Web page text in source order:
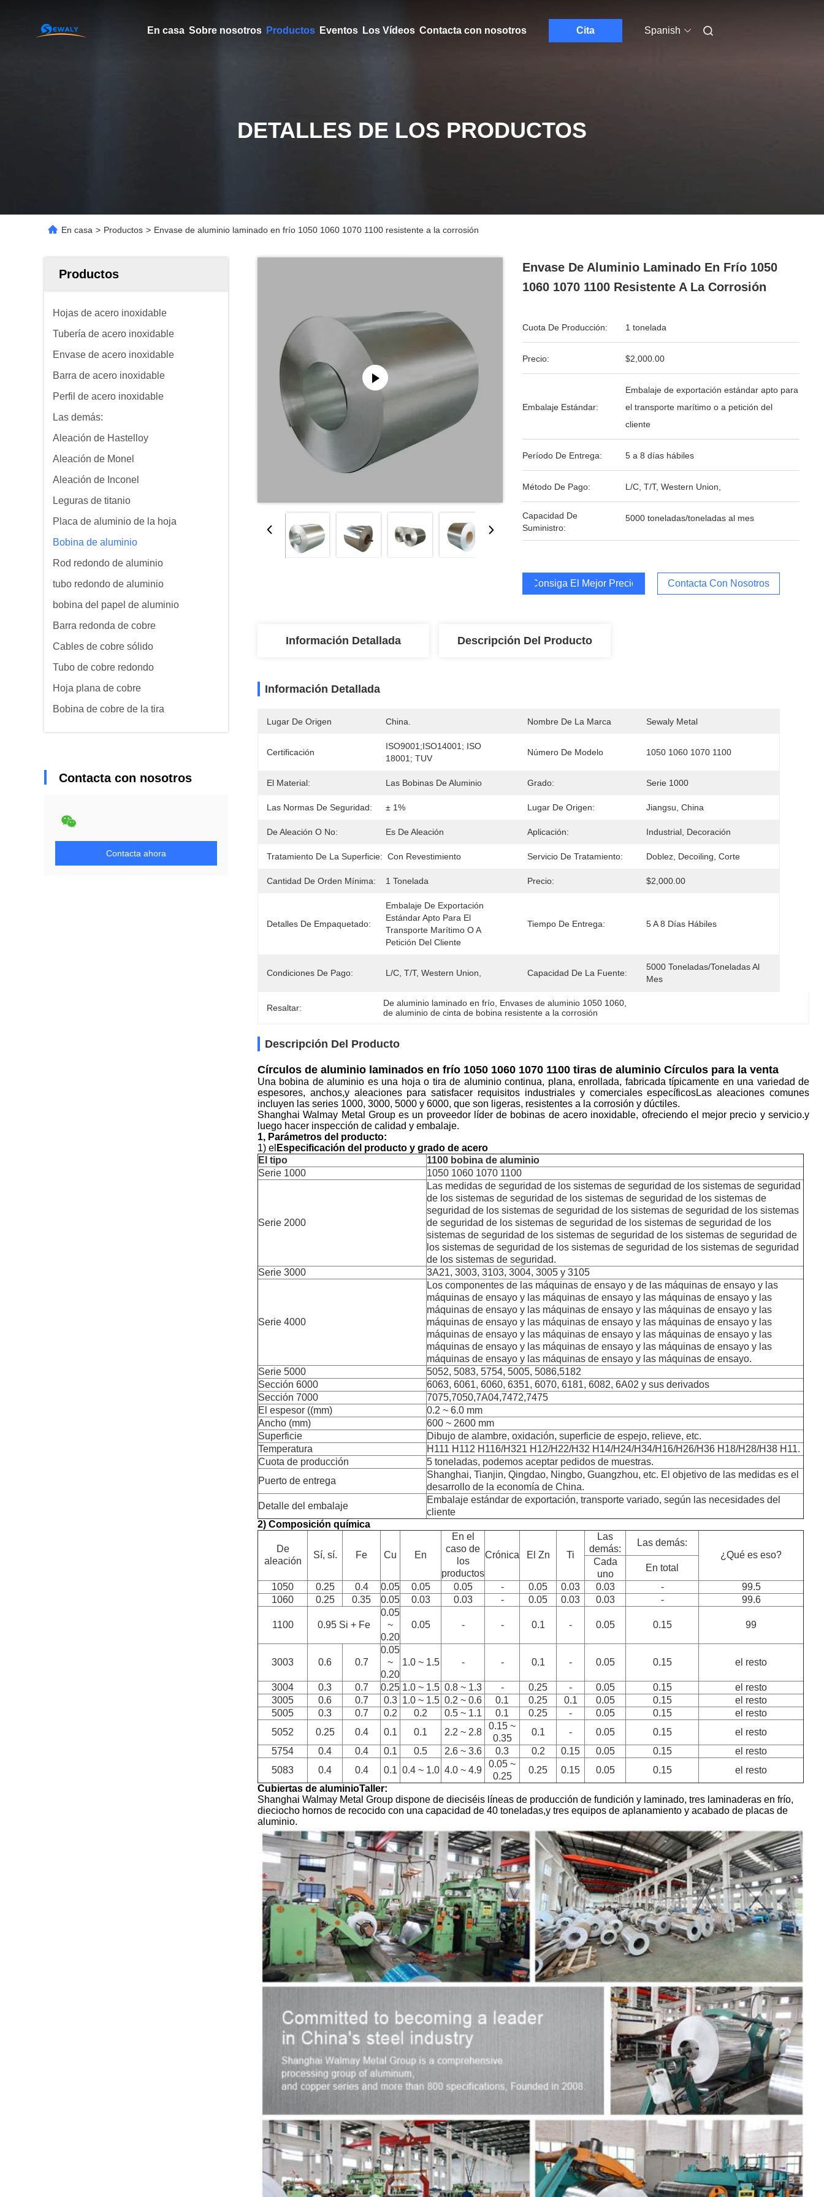
En casa Sobre nosotros Productos Eventos Los Vídeos Contacta con nosotros Cita Spanish
DETALLES DE LOS PRODUCTOS
En casa > Productos > Envase de aluminio laminado en frío 1050 1060 1070 1100 resistente a la corrosión
Productos
Hojas de acero inoxidable
Tubería de acero inoxidable
Envase de acero inoxidable
Barra de acero inoxidable
Perfil de acero inoxidable
Las demás:
Aleación de Hastelloy
Aleación de Monel
Aleación de Inconel
Leguras de titanio
Placa de aluminio de la hoja
Bobina de aluminio
Rod redondo de aluminio
tubo redondo de aluminio
bobina del papel de aluminio
Barra redonda de cobre
Cables de cobre sólido
Tubo de cobre redondo
Hoja plana de cobre
Bobina de cobre de la tira
Contacta con nosotros
Contacta ahora
Envase De Aluminio Laminado En Frío 1050
1060 1070 1100 Resistente A La Corrosión
Cuota De Producción: 1 tonelada
Precio: $2,000.00
Embalaje Estándar:
Embalaje de exportación estándar apto para
el transporte marítimo o a petición del
cliente
Período De Entrega: 5 a 8 días hábiles
Método De Pago: L/C, T/T, Western Union,
Capacidad De
Suministro:
5000 toneladas/toneladas al mes
Consiga El Mejor Precio Contacta Con Nosotros
Información Detallada Descripción Del Producto
Información Detallada
Lugar De Origen China. Nombre De La Marca Sewaly Metal
Certificación
ISO9001;ISO14001; ISO
18001; TUV
Número De Modelo 1050 1060 1070 1100
El Material: Las Bobinas De Aluminio Grado: Serie 1000
Las Normas De Seguridad: ± 1% Lugar De Origen: Jiangsu, China
De Aleación O No: Es De Aleación Aplicación: Industrial, Decoración
Tratamiento De La Superficie: Con Revestimiento Servicio De Tratamiento: Doblez, Decoiling, Corte
Cantidad De Orden Mínima: 1 Tonelada Precio: $2,000.00
Detalles De Empaquetado:
Embalaje De Exportación
Estándar Apto Para El
Transporte Marítimo O A
Petición Del Cliente
Tiempo De Entrega: 5 A 8 Días Hábiles
Condiciones De Pago: L/C, T/T, Western Union, Capacidad De La Fuente:
5000 Toneladas/toneladas Al
Mes
Resaltar: De aluminio laminado en frío, Envases de aluminio 1050 1060,
de aluminio de cinta de bobina resistente a la corrosión
Descripción Del Producto
Círculos de aluminio laminados en frío 1050 1060 1070 1100 tiras de aluminio Círculos para la venta
Una bobina de aluminio es una hoja o tira de aluminio continua, plana, enrollada, fabricada típicamente en una variedad de
espesores, anchos,y aleaciones para satisfacer requisitos industriales y comerciales específicosLas aleaciones comunes
incluyen las series 1000, 3000, 5000 y 6000, que son ligeras, resistentes a la corrosión y dúctiles.
Shanghai Walmay Metal Group es un proveedor líder de bobinas de acero inoxidable, ofreciendo el mejor precio y servicio.y
luego hacer inspección de calidad y embalaje.
1, Parámetros del producto:
1) el Especificación del producto y grado de acero
El tipo
1100 bobina de aluminio
Serie 1000
1050 1060 1070 1100
Serie 2000
Las medidas de seguridad de los sistemas de seguridad de los sistemas de seguridad
de los sistemas de seguridad de los sistemas de seguridad de los sistemas de
seguridad de los sistemas de seguridad de los sistemas de seguridad de los sistemas
de seguridad de los sistemas de seguridad de los sistemas de seguridad de los
sistemas de seguridad de los sistemas de seguridad de los sistemas de seguridad de
los sistemas de seguridad de los sistemas de seguridad de los sistemas de seguridad
de los sistemas de seguridad.
Serie 3000
3A21, 3003, 3103, 3004, 3005 y 3105
Serie 4000
Los componentes de las máquinas de ensayo y de las máquinas de ensayo y las
máquinas de ensayo y las máquinas de ensayo y las máquinas de ensayo y las
máquinas de ensayo y las máquinas de ensayo y las máquinas de ensayo y las
máquinas de ensayo y las máquinas de ensayo y las máquinas de ensayo y las
máquinas de ensayo y las máquinas de ensayo y las máquinas de ensayo y las
máquinas de ensayo y las máquinas de ensayo y las máquinas de ensayo y las
máquinas de ensayo y las máquinas de ensayo y las máquinas de ensayo.
Serie 5000
5052, 5083, 5754, 5005, 5086,5182
Sección 6000
6063, 6061, 6060, 6351, 6070, 6181, 6082, 6A02 y sus derivados
Sección 7000
7075,7050,7A04,7472,7475
El espesor ((mm)
0.2 ~ 6.0 mm
Ancho (mm)
600 ~ 2600 mm
Superficie
Dibujo de alambre, oxidación, superficie de espejo, relieve, etc.
Temperatura
H111 H112 H116/H321 H12/H22/H32 H14/H24/H34/H16/H26/H36 H18/H28/H38 H11.
Cuota de producción
5 toneladas, podemos aceptar pedidos de muestras.
Puerto de entrega
Shanghai, Tianjin, Qingdao, Ningbo, Guangzhou, etc. El objetivo de las medidas es el
desarrollo de la economía de China.
Detalle del embalaje
Embalaje estándar de exportación, transporte variado, según las necesidades del
cliente
2) Composición química
De
aleación
Sí, sí. Fe Cu En
En el
caso de
los
productos
Crónica El Zn Ti
Las
demás:
Las demás:
¿Qué es eso?
Cada
uno
En total
1050
0.25 0.4 0.05 0.05 0.05 - 0.05 0.03 0.03 -
99.5
1060
0.25 0.35 0.05 0.03 0.03 - 0.05 0.03 0.03 - 99.6
1100 0.95 Si + Fe
0.05
~
0.20
0.05 - - 0.1 - 0.05 0.15 99
3003 0.6 0.7
0.05
~
0.20
1.0 ~ 1.5 - - 0.1 - 0.05 0.15 el resto
3004 0.3 0.7 0.25 1.0 ~ 1.5 0.8 ~ 1.3 - 0.25 - 0.05 0.15
el resto
3005
0.6 0.7 0.3 1.0 ~ 1.5 0.2 ~ 0.6 0.1 0.25 0.1 0.05 0.15
el resto
5005
0.3 0.7 0.2 0.2 0.5 ~ 1.1 0.1 0.25 - 0.05 0.15
el resto
5052
0.25 0.4 0.1 0.1 2.2 ~ 2.8
0.15 ~
0.35
0.1 - 0.05 0.15
el resto
5754
0.4 0.4 0.1 0.5 2.6 ~ 3.6 0.3 0.2 0.15 0.05 0.15
el resto
5083
0.4 0.4 0.1 0.4 ~ 1.0 4.0 ~ 4.9
0.05 ~
0.25
0.25 0.15 0.05 0.15
el resto
Cubiertas de aluminioTaller:
Shanghai Walmay Metal Group dispone de dieciséis líneas de producción de fundición y laminado, tres laminaderas en frío,
dieciocho hornos de recocido con una capacidad de 40 toneladas,y tres equipos de aplanamiento y acabado de placas de
aluminio.